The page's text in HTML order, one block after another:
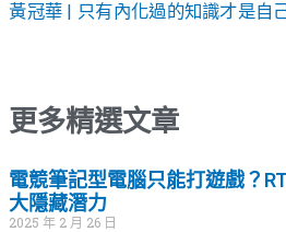
黃冠華 | 只有內化過的知識才是自
更多精選文章
電競筆記型電腦只能打遊戲？
大隱藏潛力
2025 年 2 月 26 日